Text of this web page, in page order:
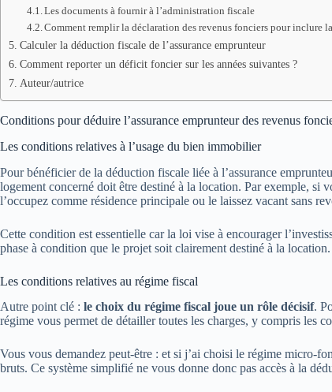
Les documents à fournir à l’administration fiscale
Comment remplir la déclaration des revenus fonciers pour inclure
Calculer la déduction fiscale de l’assurance emprunteur
Comment reporter un déficit foncier sur les années suivantes ?
Auteur/autrice
Conditions pour déduire l’assurance emprunteur des revenus
Les conditions relatives à l’usage du bien immobilier
Pour bénéficier de la déduction fiscale liée à l’assurance
logement concerné doit être destiné à la location. Par exemple, si
l’occupez comme résidence principale ou le laissez vacant sans
Cette condition est essentielle car la loi vise à encourager
phase à condition que le projet soit clairement destiné à la
Les conditions relatives au régime fiscal
Autre point clé : le choix du régime fiscal joue un rôle décisif.
régime vous permet de détailler toutes les charges, y compris les
Vous vous demandez peut-être : et si j’ai choisi le régime micro-
bruts. Ce système simplifié ne vous donne donc pas accès à la